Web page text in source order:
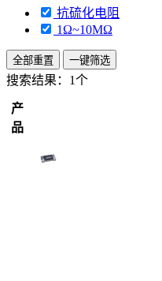
抗硫化电阻
1Ω~10MΩ
全部重置 一键筛选
搜索结果： 1个
产
品